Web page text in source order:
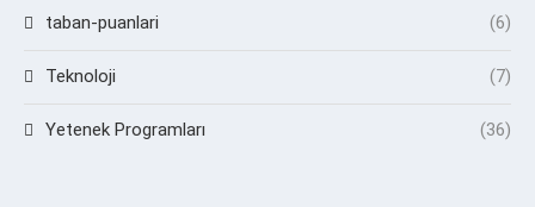
taban-puanlari (6)
Teknoloji (7)
Yetenek Programları (36)